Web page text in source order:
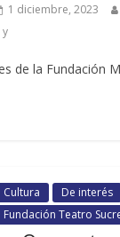
1 diciembre, 2023
y
de la Fundación
Cultura De interés
Fundación Teatro